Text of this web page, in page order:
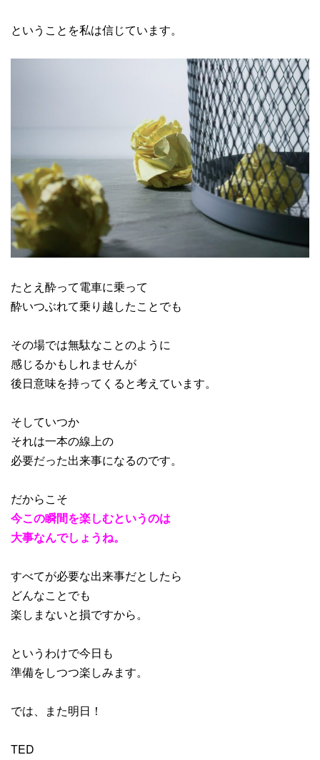
ということを私は信じています。
たとえ酔って電車に乗って
酔いつぶれて乗り越したことでも
その場では無駄なことのように
感じるかもしれませんが
後日意味を持ってくると考えています。
そしていつか
それは一本の線上の
必要だった出来事になるのです。
だからこそ
今この瞬間を楽しむというのは
大事なんでしょうね。
すべてが必要な出来事だとしたら
どんなことでも
楽しまないと損ですから。
というわけで今日も
準備をしつつ楽しみます。
では、また明日！
TED